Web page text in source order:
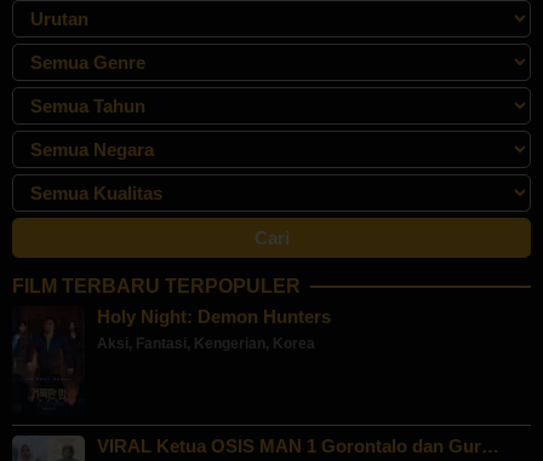
FILM TERBARU TERPOPULER
Holy Night: Demon Hunters
Aksi, Fantasi, Kengerian, Korea
VIRAL Ketua OSIS MAN 1 Gorontalo dan Gur…